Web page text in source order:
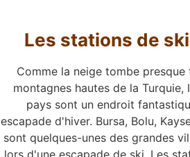
Les stations de
Comme la neige tombe
montagnes hautes de la
pays sont un endroit
escapade d'hiver. Bursa, Bolu,
sont quelques-unes des grandes